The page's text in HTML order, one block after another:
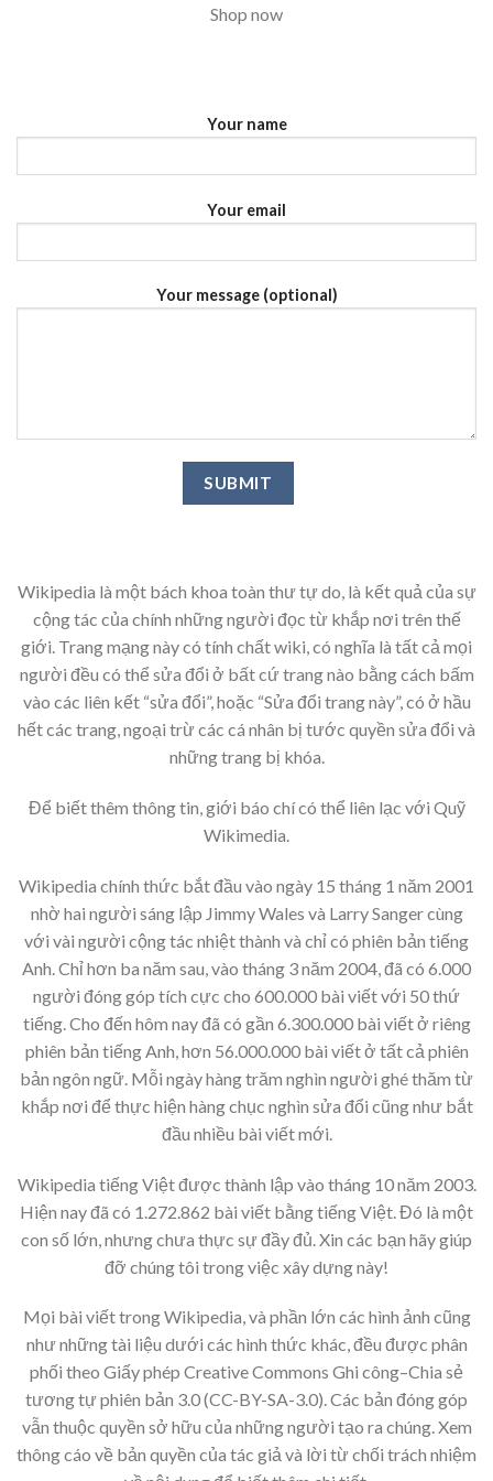
Shop now
Your name
Your email
Your message (optional)
Wikipedia là một bách khoa toàn thư tự do, là kết quả của sự
cộng tác của chính những người đọc từ khắp nơi trên thế
giới. Trang mạng này có tính chất wiki, có nghĩa là tất cả mọi
người đều có thể sửa đổi ở bất cứ trang nào bằng cách bấm
vào các liên kết “sửa đổi”, hoặc “Sửa đổi trang này”, có ở hầu
hết các trang, ngoại trừ các cá nhân bị tước quyền sửa đổi và
những trang bị khóa.
Để biết thêm thông tin, giới báo chí có thể liên lạc với Quỹ
Wikimedia.
Wikipedia chính thức bắt đầu vào ngày 15 tháng 1 năm 2001
nhờ hai người sáng lập Jimmy Wales và Larry Sanger cùng
với vài người cộng tác nhiệt thành và chỉ có phiên bản tiếng
Anh. Chỉ hơn ba năm sau, vào tháng 3 năm 2004, đã có 6.000
người đóng góp tích cực cho 600.000 bài viết với 50 thứ
tiếng. Cho đến hôm nay đã có gần 6.300.000 bài viết ở riêng
phiên bản tiếng Anh, hơn 56.000.000 bài viết ở tất cả phiên
bản ngôn ngữ. Mỗi ngày hàng trăm nghìn người ghé thăm từ
khắp nơi để thực hiện hàng chục nghìn sửa đổi cũng như bắt
đầu nhiều bài viết mới.
Wikipedia tiếng Việt được thành lập vào tháng 10 năm 2003.
Hiện nay đã có 1.272.862 bài viết bằng tiếng Việt. Đó là một
con số lớn, nhưng chưa thực sự đầy đủ. Xin các bạn hãy giúp
đỡ chúng tôi trong việc xây dựng này!
Mọi bài viết trong Wikipedia, và phần lớn các hình ảnh cũng
như những tài liệu dưới các hình thức khác, đều được phân
phối theo Giấy phép Creative Commons Ghi công–Chia sẻ
tương tự phiên bản 3.0 (CC-BY-SA-3.0). Các bản đóng góp
vẫn thuộc quyền sở hữu của những người tạo ra chúng. Xem
thông cáo về bản quyền của tác giả và lời từ chối trách nhiệm